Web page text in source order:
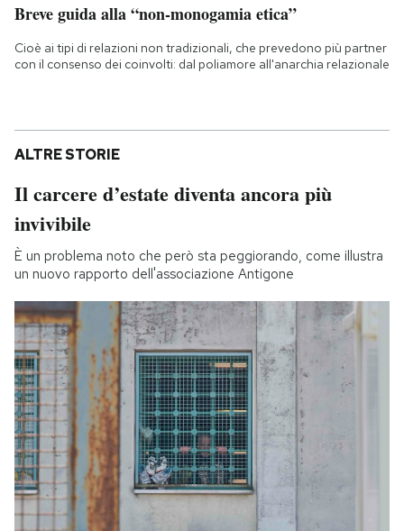
Breve guida alla “non-monogamia etica”
Cioè ai tipi di relazioni non tradizionali, che prevedono più partner
con il consenso dei coinvolti: dal poliamore all'anarchia relazionale
ALTRE STORIE
Il carcere d’estate diventa ancora più
invivibile
È un problema noto che però sta peggiorando, come illustra
un nuovo rapporto dell'associazione Antigone